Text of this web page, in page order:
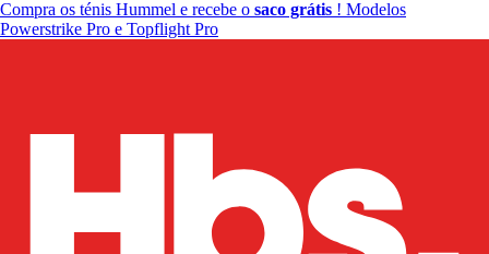
Compra os ténis Hummel e recebe o saco grátis ! Modelos
Powerstrike Pro e Topflight Pro